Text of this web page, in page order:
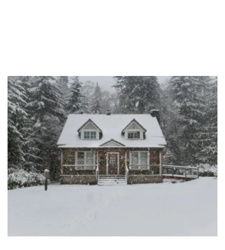
Exchange
Asuransi
Asuransi Jiwa
Asuransi Kesehatan
Asuransi Syariah